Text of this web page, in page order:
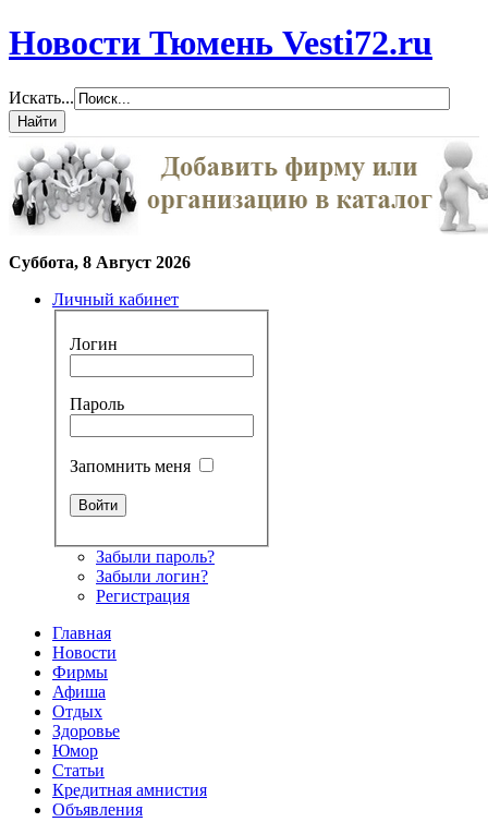
Новости Тюмень Vesti72.ru
Искать...
Суббота, 8 Август 2026
Личный кабинет
Логин
Пароль
Запомнить меня
Забыли пароль?
Забыли логин?
Регистрация
Главная
Новости
Фирмы
Афиша
Отдых
Здоровье
Юмор
Статьи
Кредитная амнистия
Объявления